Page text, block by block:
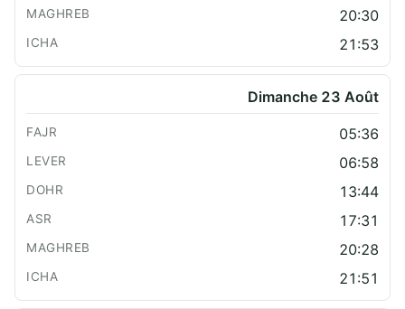
20:30
21:53
Dimanche 23 Août
05:36
06:58
13:44
17:31
20:28
21:51